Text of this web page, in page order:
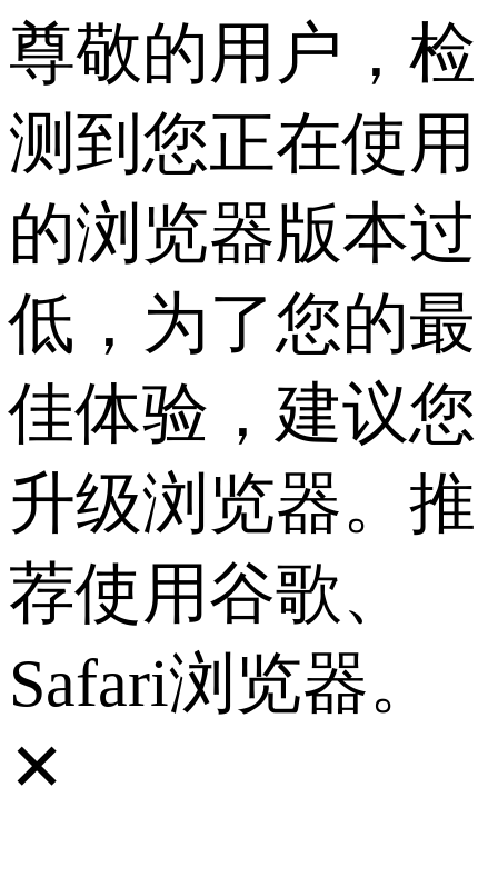
尊敬的用户，检
测到您正在使用
的浏览器版本过
低，为了您的最
佳体验，建议您
升级浏览器。推
荐使用谷歌、
Safari浏览器。
✕